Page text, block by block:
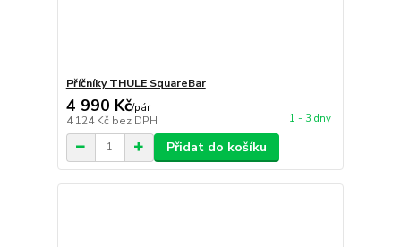
Příčníky THULE SquareBar
4 990 Kč/pár
4 124 Kč bez DPH 1 - 3 dny
Přidat do košíku